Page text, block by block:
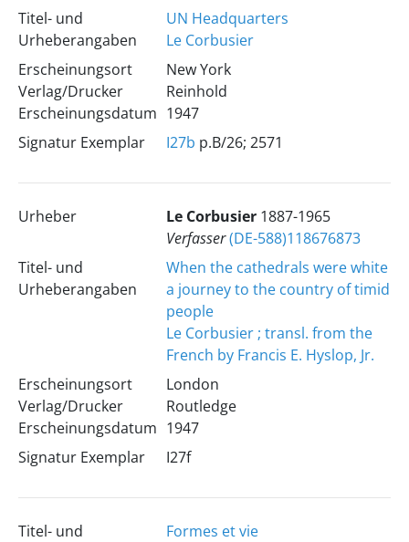
Titel- und
Urheberangaben
UN Headquarters
Le Corbusier
Erscheinungsort
Verlag/Drucker
Erscheinungsdatum
New York
Reinhold
1947
Signatur Exemplar
I27b p.B/26; 2571
Urheber Le Corbusier 1887-1965
Verfasser(DE-588)118676873
Titel- und
Urheberangaben
When the cathedrals were white
a journey to the country of timid
people
Le Corbusier ; transl. from the
French by Francis E. Hyslop, Jr.
Erscheinungsort
Verlag/Drucker
Erscheinungsdatum
London
Routledge
1947
Signatur Exemplar
I27f
Titel- und
Formes et vie